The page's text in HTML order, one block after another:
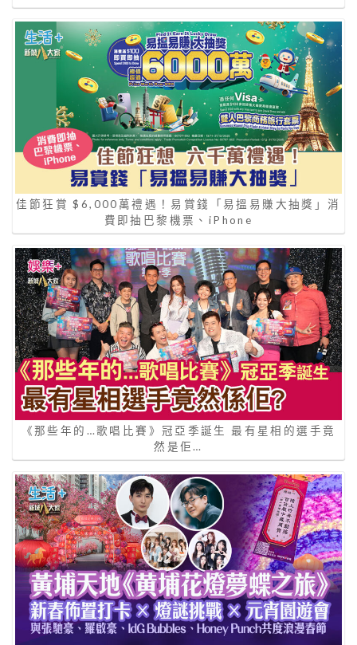
佳節狂賞 $6,000萬禮遇！易賞錢「易搵易賺大抽獎」消
費即抽巴黎機票、iPhone
《那些年的…歌唱比賽》冠亞季誕生 最有星相的選手竟
然是佢…